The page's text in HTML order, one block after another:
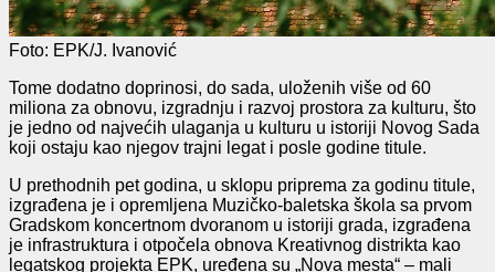
Foto: EPK/J. Ivanović
Tome dodatno doprinosi, do sada, uloženih više od 60
miliona za obnovu, izgradnju i razvoj prostora za kulturu, što
je jedno od najvećih ulaganja u kulturu u istoriji Novog Sada
koji ostaju kao njegov trajni legat i posle godine titule.
U prethodnih pet godina, u sklopu priprema za godinu titule,
izgrađena je i opremljena Muzičko-baletska škola sa prvom
Gradskom koncertnom dvoranom u istoriji grada, izgrađena
je infrastruktura i otpočela obnova Kreativnog distrikta kao
legatskog projekta EPK, uređena su „Nova mesta“ – mali